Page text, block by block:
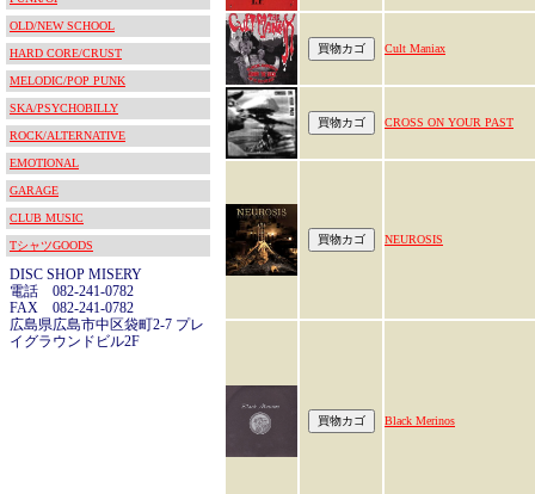
OLD/NEW SCHOOL
HARD CORE/CRUST
MELODIC/POP PUNK
SKA/PSYCHOBILLY
ROCK/ALTERNATIVE
EMOTIONAL
GARAGE
CLUB MUSIC
TシャツGOODS
DISC SHOP MISERY
電話 082-241-0782
FAX 082-241-0782
広島県広島市中区袋町2-7 プレ
イグラウンドビル2F
Cult Maniax
CROSS ON YOUR PAST
NEUROSIS
Black Merinos